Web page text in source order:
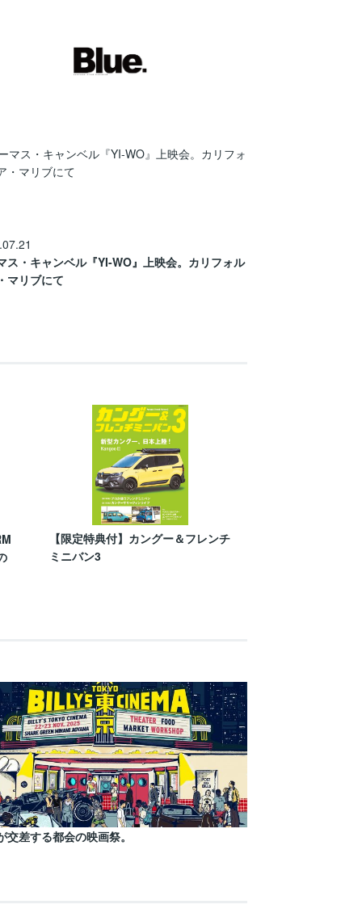
ス・キャンベル『YI-WO』上映会。カリフォル
マリブにて
【限定特典付】カングー＆フレンチ
ミニバン3
交差する都会の映画祭。